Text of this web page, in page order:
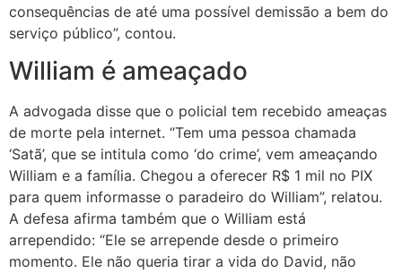
consequências de até uma possível demissão a bem do
serviço público”, contou.
William é ameaçado
A advogada disse que o policial tem recebido ameaças
de morte pela internet. “Tem uma pessoa chamada
‘Satã’, que se intitula como ‘do crime’, vem ameaçando
William e a família. Chegou a oferecer R$ 1 mil no PIX
para quem informasse o paradeiro do William”, relatou.
A defesa afirma também que o William está
arrependido: “Ele se arrepende desde o primeiro
momento. Ele não queria tirar a vida do David, não